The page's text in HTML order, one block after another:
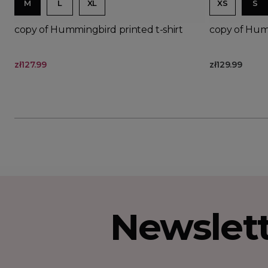
M L XL
copy of Hummingbird printed t-shirt
zł127.99
XS S
copy of
zł129.99